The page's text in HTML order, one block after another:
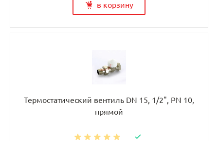
в корзину
Термостатический вентиль DN 15, 1/2", PN 10,
прямой